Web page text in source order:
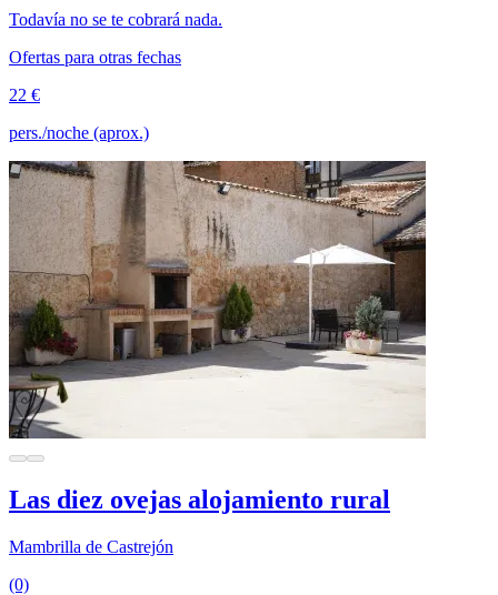
Todavía no se te cobrará nada.
Ofertas para otras fechas
22 €
pers./noche (aprox.)
Las diez ovejas alojamiento rural
Mambrilla de Castrejón
(0)